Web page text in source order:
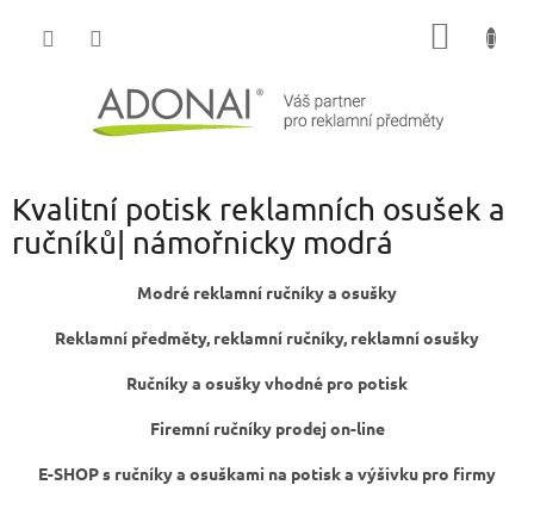
Kvalitní potisk reklamních osušek a
ručníků| námořnicky modrá
Modré reklamní ručníky a osušky
Reklamní předměty, reklamní ručníky, reklamní osušky
Ručníky a osušky vhodné pro potisk
Firemní ručníky prodej on-line
E-SHOP s ručníky a osuškami na potisk a výšivku pro firmy